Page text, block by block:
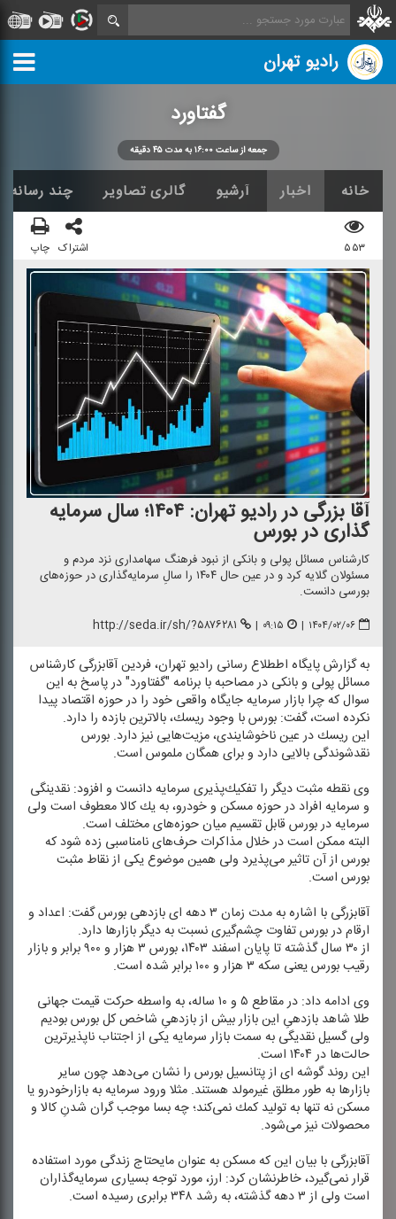
رادیو تهران
گفتاورد
جمعه از ساعت ۱۶:۰۰ به مدت ۴۵ دقیقه
خانه اخبار آرشیو گالری تصاویر چند رسانه
۵۵۳ اشتراک چاپ
آقا بزرگی در رادیو تهران: ۱۴۰۴؛ سال سرمایه
گذاری در بورس
كارشناس مسائل پولی و بانكی از نبود فرهنگ سهامداری نزد مردم و
مسئولان گلایه كرد و در عین حال ۱۴۰۴ را سالِ سرمایه‌گذاری در حوزه‌های
بورسی دانست.
۱۴۰۴/۰۲/۰۶ | ۰۹:۱۵ | http://seda.ir/sh/?۵۸۷۶۲۸۱
به گزارش پایگاه اططلاع رسانی رادیو تهران، فردین آقابزرگی كارشناس
مسائل پولی و بانكی در مصاحبه با برنامه "گفتاورد" در پاسخ به این
سوال كه چرا بازار سرمایه جایگاه واقعی خود را در حوزه اقتصاد پیدا
نكرده است، گفت: بورس با وجود ریسك، بالاترین بازده را دارد.
این ریسك در عین ناخوشایندی، مزیت‌هایی نیز دارد. بورس
نقدشوندگی بالایی دارد و برای همگان ملموس است.
وی نقطه مثبت دیگر را تفكیك‌پذیری سرمایه دانست و افزود: نقدینگی
و سرمایه افراد در حوزه مسكن و خودرو، به یك كالا معطوف است ولی
سرمایه در بورس قابل تقسیم میان حوزه‌های مختلف است.
البته ممكن است در خلال مذاكرات حرف‌های نامناسبی زده شود كه
بورس از آن تاثیر می‌پذیرد ولی همین موضوع یكی از نقاط مثبت
بورس است.
آقابزرگی با اشاره به مدت زمان ۳ دهه ای بازدهی بورس گفت: اعداد و
ارقام در بورس تفاوت چشم‌گیری نسبت به دیگر بازارها دارد.
از ۳۰ سال گذشته تا پایان اسفند ۱۴۰۳، بورس ۳ هزار و ۹۰۰ برابر و بازار
رقیب بورس یعنی سكه ۳ هزار و ۱۰۰ برابر شده است.
وی ادامه داد: در مقاطع ۵ و ۱۰ ساله، به واسطه حركت قیمت جهانی
طلا شاهد بازدهیِ این بازار بیش از بازدهیِ شاخص كل بورس بودیم
ولی گسیل نقدیگی به سمت بازار سرمایه یكی از اجتناب ناپذیرترین
حالت‌ها در ۱۴۰۴ است.
این روند گوشه ای از پتانسیل بورس را نشان می‌دهد چون سایر
بازارها به طور مطلق غیرمولد هستند. مثلا ورود سرمایه به بازارخودرو یا
مسكن نه تنها به تولید كمك نمی‌كند؛ چه بسا موجب گران شدنِ كالا و
محصولات نیز می‌شود.
آقابزرگی با بیان این كه مسكن به عنوان مایحتاج زندگی مورد استفاده
قرار نمی‌گیرد، خاطرنشان كرد: ارز، مورد توجه بسیاری سرمایه‌گذاران
است ولی از ۳ دهه گذشته، به رشد ۳۴۸ برابری رسیده است.